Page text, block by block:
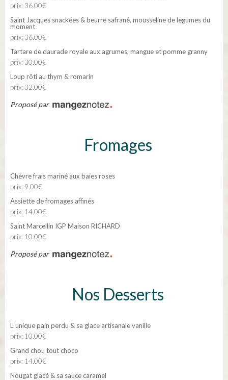
prix: 36.00€
Saint Jacques snackées & beurre safrané, mousseline de legumes du
moment
prix: 36.00€
Tartare de daurade royale aux agrumes, mangue et pomme granny
prix: 30.00€
Loup rôti au thym & romarin
prix: 32.00€
Proposé par
Fromages
Chèvre frais mariné aux baies roses
prix: 9.00€
Assiette de fromages affinés
prix: 14.00€
Saint Marcellin IGP Maison RICHARD
prix: 10.00€
Proposé par
Nos Desserts
L’ unique pain perdu & sa glace artisanale vanille
prix: 10.00€
Grand chou tout choco
prix: 14.00€
Nougat glacé & sa sauce caramel